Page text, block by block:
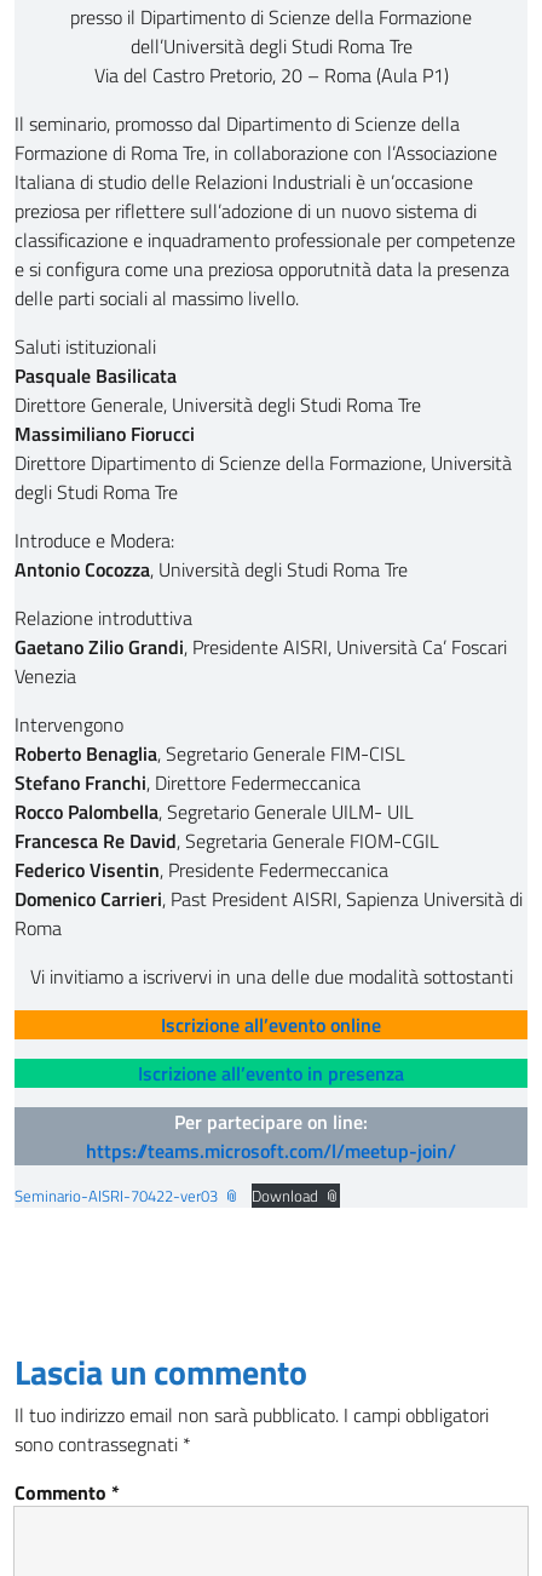
presso il Dipartimento di Scienze della Formazione
dell’Università degli Studi Roma Tre
Via del Castro Pretorio, 20 – Roma (Aula P1)
Il seminario, promosso dal Dipartimento di Scienze della
Formazione di Roma Tre, in collaborazione con l’Associazione
Italiana di studio delle Relazioni Industriali è un’occasione
preziosa per riflettere sull’adozione di un nuovo sistema di
classificazione e inquadramento professionale per competenze
e si configura come una preziosa opporutnità data la presenza
delle parti sociali al massimo livello.
Saluti istituzionali
Pasquale Basilicata
Direttore Generale, Università degli Studi Roma Tre
Massimiliano Fiorucci
Direttore Dipartimento di Scienze della Formazione, Università
degli Studi Roma Tre
Introduce e Modera:
Antonio Cocozza, Università degli Studi Roma Tre
Relazione introduttiva
Gaetano Zilio Grandi, Presidente AISRI, Università Ca’ Foscari
Venezia
Intervengono
Roberto Benaglia, Segretario Generale FIM-CISL
Stefano Franchi, Direttore Federmeccanica
Rocco Palombella, Segretario Generale UILM- UIL
Francesca Re David, Segretaria Generale FIOM-CGIL
Federico Visentin, Presidente Federmeccanica
Domenico Carrieri, Past President AISRI, Sapienza Università di
Roma
Vi invitiamo a iscrivervi in una delle due modalità sottostanti
Iscrizione all’evento online
Iscrizione all’evento in presenza
Per partecipare on line:
https://teams.microsoft.com/l/meetup-join/
Seminario-AISRI-70422-ver03 Download
Lascia un commento
Il tuo indirizzo email non sarà pubblicato. I campi obbligatori
sono contrassegnati *
Commento *